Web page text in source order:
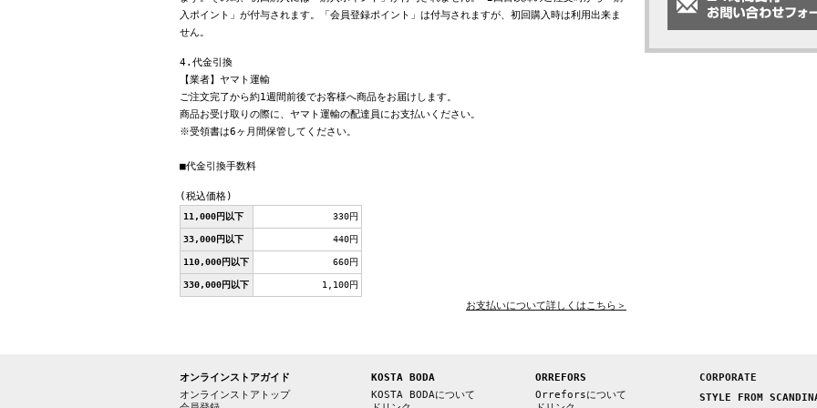
入ポイント」が付与されます。「会員登録ポイント」は付与されますが、初回購入時は利用出来ま
せん。
4.代金引換
【業者】ヤマト運輸
ご注文完了から約1週間前後でお客様へ商品をお届けします。
商品お受け取りの際に、ヤマト運輸の配達員にお支払いください。
※受領書は6ヶ月間保管してください。
■代金引換手数料
(税込価格)
11,000円以下 330円
33,000円以下 440円
110,000円以下 660円
330,000円以下 1,100円
お支払いについて詳しくはこちら＞
オンラインストアガイド
オンラインストアトップ
KOSTA BODA
KOSTA BODAについて
ORREFORS
Orreforsについて
CORPORATE
STYLE FROM